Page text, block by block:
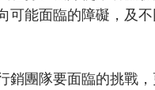
可能面臨的障礙，及
團隊要面臨的挑戰，